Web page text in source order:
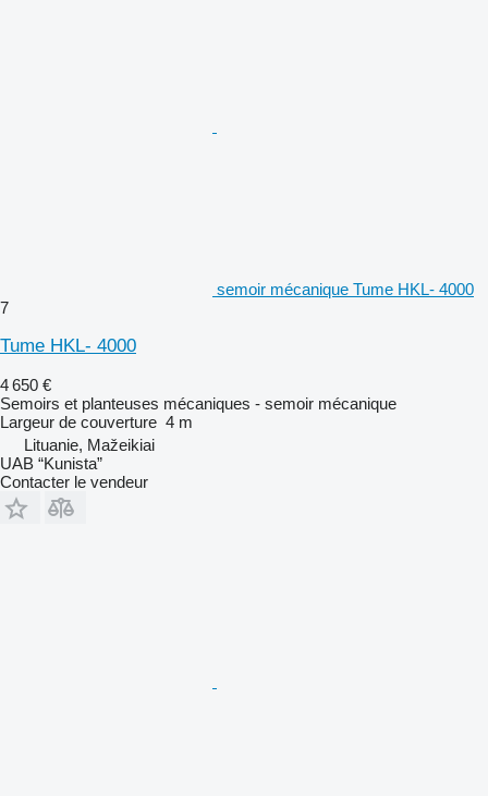
semoir mécanique Tume HKL- 4000
7
Tume HKL- 4000
4 650 €
Semoirs et planteuses mécaniques - semoir mécanique
Largeur de couverture 4 m
Lituanie, Mažeikiai
UAB “Kunista”
Contacter le vendeur